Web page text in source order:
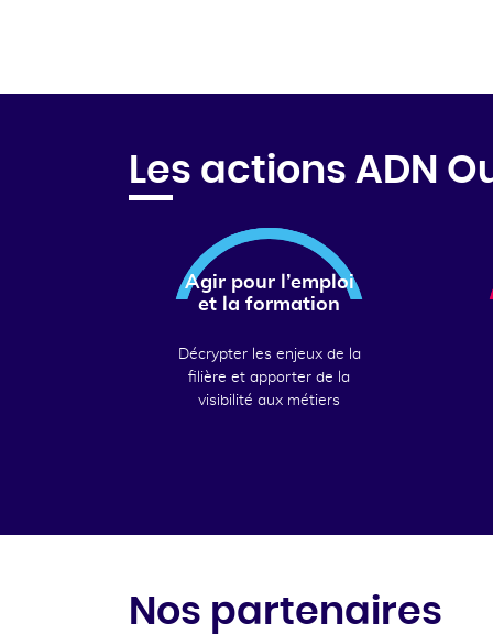
Les actions ADN
Agir pour l’emploi
et la formation
Décrypter les enjeux de la
filière et apporter de la
visibilité aux métiers
Nos partenaires